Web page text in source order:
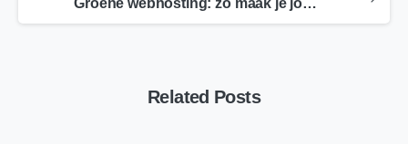
Groene webhosting: zo maak je jouw website duurzamer én toekomstbestendig
Related Posts